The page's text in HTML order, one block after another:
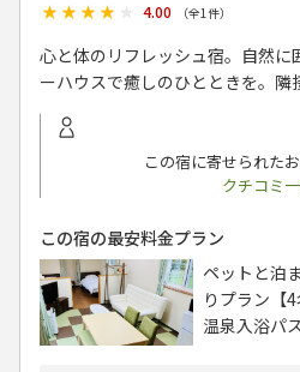
★★★★★
★★★★★ 4.00 （全1件）
心と体のリフレッシュ宿。自然に
ーハウスで癒しのひとときを。隣
この宿に寄せられた
クチコミ
この宿の最安料金プラン
ペットと泊
りプラン【
温泉入浴パ